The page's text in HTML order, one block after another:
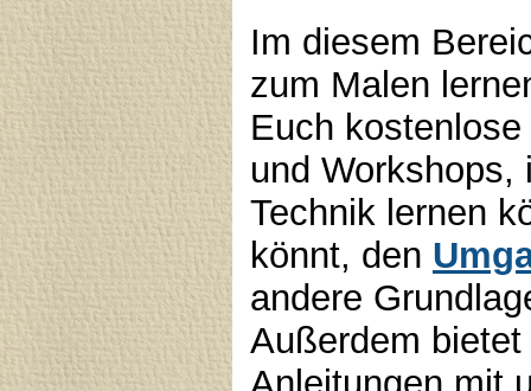
Im diesem
zum Malen
Euch
und Workshops,
Technik lernen
könnt, den
andere
Außerdem